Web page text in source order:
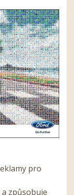
pro
způsobuje